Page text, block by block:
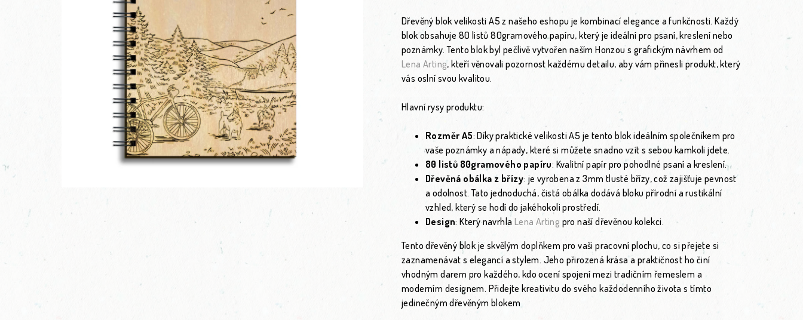
Dřevěný blok velikosti A5 z našeho eshopu je kombinací elegance a funkčnosti. Každý
blok obsahuje 80 listů 80gramového papíru, který je ideální pro psaní, kreslení nebo
poznámky. Tento blok byl pečlivě vytvořen naším Honzou s grafickým návrhem od
Lena Arting, kteří věnovali pozornost každému detailu, aby vám přinesli produkt, který
vás oslní svou kvalitou.
Hlavní rysy produktu:
Rozměr A5: Díky praktické velikosti A5 je tento blok ideálním společníkem pro
vaše poznámky a nápady, které si můžete snadno vzít s sebou kamkoli jdete.
80 listů 80gramového papíru: Kvalitní papír pro pohodlné psaní a kreslení.
Dřevěná obálka z břízy: je vyrobena z 3mm tlusté břízy, což zajišťuje pevnost
a odolnost. Tato jednoduchá, čistá obálka dodává bloku přírodní a rustikální
vzhled, který se hodí do jakéhokoli prostředí.
Design: Který navrhla Lena Arting pro naší dřevěnou kolekci.
Tento dřevěný blok je skvělým doplňkem pro vaši pracovní plochu, co si přejete si
zaznamenávat s elegancí a stylem. Jeho přirozená krása a praktičnost ho činí
vhodným darem pro každého, kdo ocení spojení mezi tradičním řemeslem a
moderním designem. Přidejte kreativitu do svého každodenního života s tímto
jedinečným dřevěným blokem